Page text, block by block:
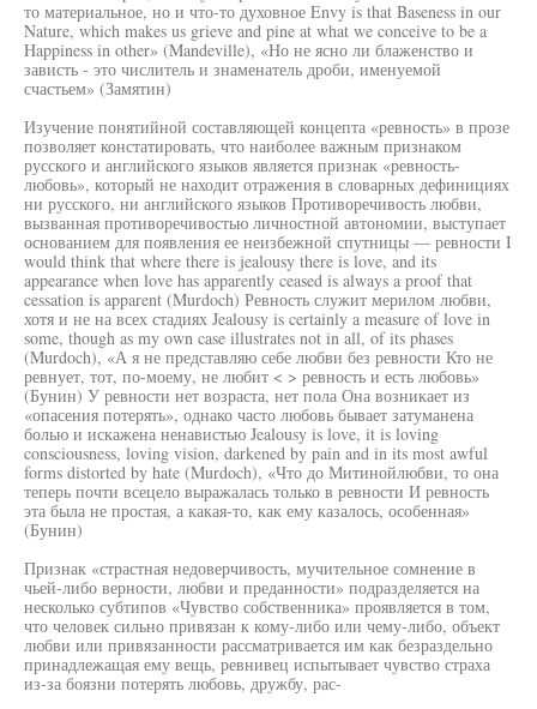
то материальное, но и что-то духовное Envy is that Baseness in our
Nature, which makes us grieve and pine at what we conceive to be a
Happiness in other» (Mandeville), «Но не ясно ли блаженство и
зависть - это числитель и знаменатель дроби, именуемой
счастьем» (Замятин)
Изучение понятийной составляющей концепта «ревность» в прозе
позволяет констатировать, что наиболее важным признаком
русского и английского языков является признак «ревность-
любовь», который не находит отражения в словарных дефинициях
ни русского, ни английского языков Противоречивость любви,
вызванная противоречивостью личностной автономии, выступает
основанием для появления ее неизбежной спутницы — ревности I
would think that where there is jealousy there is love, and its
appearance when love has apparently ceased is always a proof that
cessation is apparent (Murdoch) Ревность служит мерилом любви,
хотя и не на всех стадиях Jealousy is certainly a measure of love in
some, though as my own case illustrates not in all, of its phases
(Murdoch), «А я не представляю себе любви без ревности Кто не
ревнует, тот, по-моему, не любит < > ревность и есть любовь»
(Бунин) У ревности нет возраста, нет пола Она возникает из
«опасения потерять», однако часто любовь бывает затуманена
болью и искажена ненавистью Jealousy is love, it is loving
consciousness, loving vision, darkened by pain and in its most awful
forms distorted by hate (Murdoch), «Что до Митинойлюбви, то она
теперь почти всецело выражалась только в ревности И ревность
эта была не простая, а какая-то, как ему казалось, особенная»
(Бунин)
Признак «страстная недоверчивость, мучительное сомнение в
чьей-либо верности, любви и преданности» подразделяется на
несколько субтипов «Чувство собственника» проявляется в том,
что человек сильно привязан к кому-либо или чему-либо, объект
любви или привязанности рассматривается им как безраздельно
принадлежащая ему вещь, ревнивец испытывает чувство страха
из-за боязни потерять любовь, дружбу, рас-